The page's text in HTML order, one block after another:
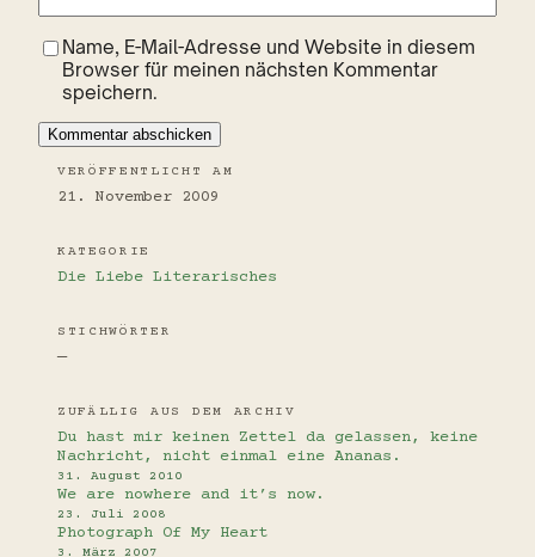
Name, E-Mail-Adresse und Website in diesem
Browser für meinen nächsten Kommentar
speichern.
VERÖFFENTLICHT AM
21. November 2009
KATEGORIE
Die Liebe Literarisches
STICHWÖRTER
—
ZUFÄLLIG AUS DEM ARCHIV
Du hast mir keinen Zettel da gelassen, keine
Nachricht, nicht einmal eine Ananas.
31. August 2010
We are nowhere and it’s now.
23. Juli 2008
Photograph Of My Heart
3. März 2007